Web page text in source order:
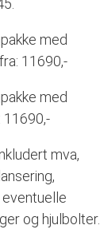
med
11690,-
med
11690,-
mva,
og hjulbolter.